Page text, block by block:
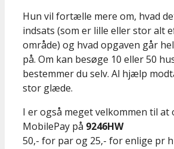
Hun vil fortælle mere om, hvad
indsats (som er lille eller stor alt
område) og hvad opgaven går
på. Om kan besøge 10 eller 50
bestemmer du selv. Al hjælp
stor glæde.
I er også meget velkommen til at
MobilePay på 9246HW
50,- for par og 25,- for enlige pr